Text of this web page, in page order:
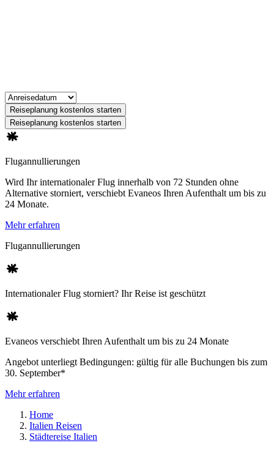
Reiseplanung kostenlos starten
Reiseplanung kostenlos starten
Flugannullierungen
Wird Ihr internationaler Flug innerhalb von 72 Stunden ohne
Alternative storniert, verschiebt Evaneos Ihren Aufenthalt um bis zu
24 Monate.
Mehr erfahren
Flugannullierungen
Internationaler Flug storniert? Ihr Reise ist geschützt
Evaneos verschiebt Ihren Aufenthalt um bis zu 24 Monate
Angebot unterliegt Bedingungen: gültig für alle Buchungen bis zum
30. September*
Mehr erfahren
Home
Italien Reisen
Städtereise Italien